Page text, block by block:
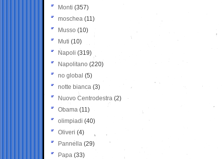
Monti (357)
moschea (11)
Musso (10)
Muti (10)
Napoli (319)
Napolitano (220)
no global (5)
notte bianca (3)
Nuovo Centrodestra (2)
Obama (11)
olimpiadi (40)
Oliveri (4)
Pannella (29)
Papa (33)